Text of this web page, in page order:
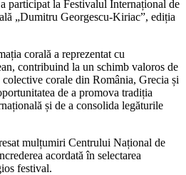
participat la Festivalul Internațional de
„Dumitru Georgescu-Kiriac”, ediția
corală a reprezentat cu
contribuind la un schimb valoros de
corale din România, Grecia și
de a promova tradiția
și de a consolida legăturile
mulțumiri Centrului Național de
acordată în selectarea
festival.